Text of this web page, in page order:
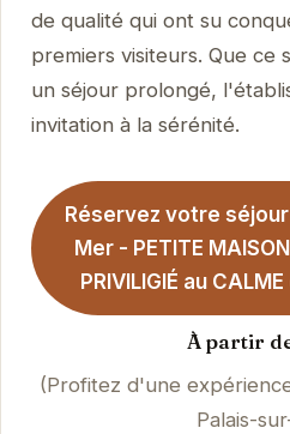
de qualité qui ont su
premiers visiteurs. Que ce
un séjour prolongé,
invitation à la sérénité.
Réservez votre
Mer - PETITE
PRIVILIGIÉ au
À partir
(Profitez d'une
Palais-